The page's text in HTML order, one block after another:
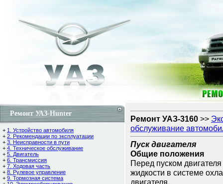
Ремонт УАЗ-Hunter
+ 1. Устройство автомобиля
+ 2. Рекомендации по эксплуатации
+ 3. Неисправности в пути
+ 4. Техническое обслуживание
+ 5. Двигатель
+ 6. Трансмиссия
+ 7. Ходовая часть
+ 8. Рулевое управление
+ 9. Тормозная система
Ремонт УАЗ-3160 >>
обслуживание
Пуск двигателя
Общие положения
Пеpед пуском
жидкости в системе
двигателя.